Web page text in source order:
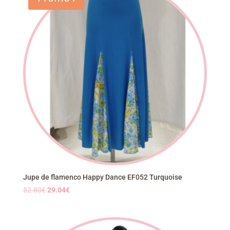
Jupe de flamenco Happy Dance EF052 Turquoise
52.80€ Le
29.04€Le
est :